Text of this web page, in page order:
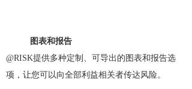
图表和报告
@RISK提供多种定制、可导出的图表和报告选
项，让您可以向全部利益相关者传达风险。